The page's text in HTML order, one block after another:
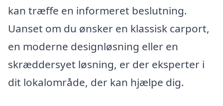
kan træffe en informeret beslutning.
Uanset om du ønsker en klassisk carport,
en moderne designløsning eller en
skræddersyet løsning, er der eksperter i
dit lokalområde, der kan hjælpe dig.